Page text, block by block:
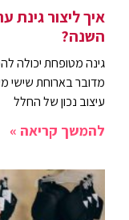
איך ליצור גינת
השנה?
גינה מטופחת יכולה
מדובר בארוחת שישי
עיצוב נכון של החלל
להמשך קריאה »